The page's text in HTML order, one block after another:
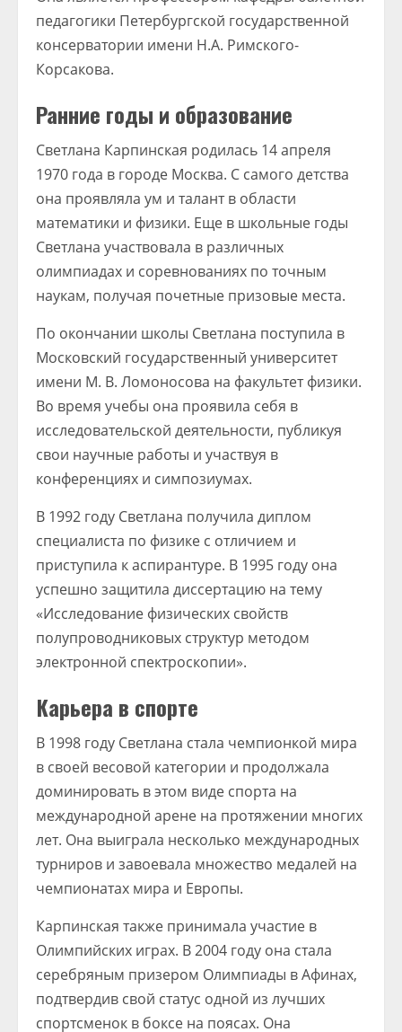
педагогики Петербургской государственной
консерватории имени Н.А. Римского-
Корсакова.
Ранние годы и образование
Светлана Карпинская родилась 14 апреля
1970 года в городе Москва. С самого детства
она проявляла ум и талант в области
математики и физики. Еще в школьные годы
Светлана участвовала в различных
олимпиадах и соревнованиях по точным
наукам, получая почетные призовые места.
По окончании школы Светлана поступила в
Московский государственный университет
имени М. В. Ломоносова на факультет физики.
Во время учебы она проявила себя в
исследовательской деятельности, публикуя
свои научные работы и участвуя в
конференциях и симпозиумах.
В 1992 году Светлана получила диплом
специалиста по физике с отличием и
приступила к аспирантуре. В 1995 году она
успешно защитила диссертацию на тему
«Исследование физических свойств
полупроводниковых структур методом
электронной спектроскопии».
Карьера в спорте
В 1998 году Светлана стала чемпионкой мира
в своей весовой категории и продолжала
доминировать в этом виде спорта на
международной арене на протяжении многих
лет. Она выиграла несколько международных
турниров и завоевала множество медалей на
чемпионатах мира и Европы.
Карпинская также принимала участие в
Олимпийских играх. В 2004 году она стала
серебряным призером Олимпиады в Афинах,
подтвердив свой статус одной из лучших
спортсменок в боксе на поясах. Она